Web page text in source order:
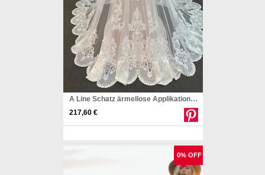
A Line Schatz ärmellose Applikationen Brautkleid Brautkleid Twa5072
217,60 €
0% OFF